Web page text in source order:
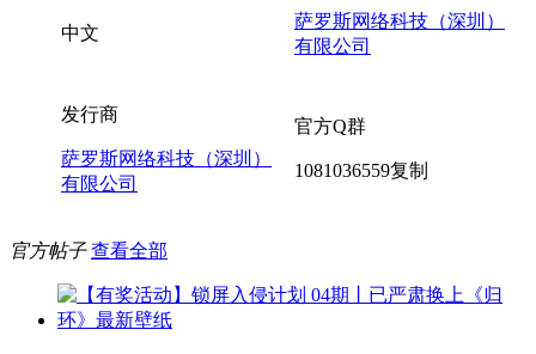
中文
萨罗斯网络科技（深圳）
有限公司
发行商
萨罗斯网络科技（深圳）
有限公司
官方Q群
1081036559复制
官方帖子 查看全部